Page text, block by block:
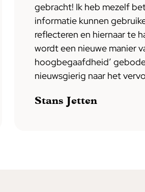
gebracht! Ik heb mezelf
informatie kunnen
reflecteren en hiernaar te
wordt een nieuwe manier
hoogbegaafdheid’
nieuwsgierig naar het
Stans Jetten